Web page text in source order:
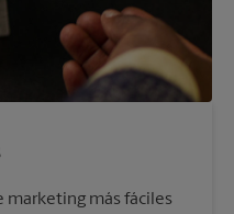
marketing más fáciles